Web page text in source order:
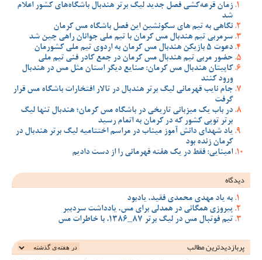
زمان قرعه‌کشی فصل جدید لیگ برتر هندبال باشگاه‌های کشور اعلام
شد
نگاهی به تیم های سکونشین این فصل باشگاه مس کرمان
سرمربی تیم هندبال مس کرمان با تیم ملی جوانان راهی چین شد
دعوت 5 بازیکن هندبال مس کرمان به اردوی تیم ملی کشورمان
حضور مربی تیم هندبال مس کرمان در جمع کادر فنی تیم ملی
کاپیتان هندبال مس کرمان: صنایع دیگر استان مثل مس در هندبال
ورود کنند
جام نایب قهرمانی لیگ برتر هندبال در تالار افتخارات باشگاه مس قرار
گرفت
در باب یک میزبانی تاریخی در باشگاه مس کرمان؛ هندبال تنها لیگ
برتر توپی کشور که در کرمان به اتمام رسید
یاد شهدای دانش آموز میناب در مراسم اختتامیه لیگ برتر هندبال در
کرمان زنده بود
امینایی: فقط در یک هفته قهرمانی را از دست دادیم
دیدگاه
به یاد مهدی محمدی فقید، یادبود
پیروزی همگانی در همدلی برای مس، یادداشت سردبیر
تیم فوتبال مس در لیگ برتر 87_1386، با خاطرات مس
پربازدیدترین‌ مطالب